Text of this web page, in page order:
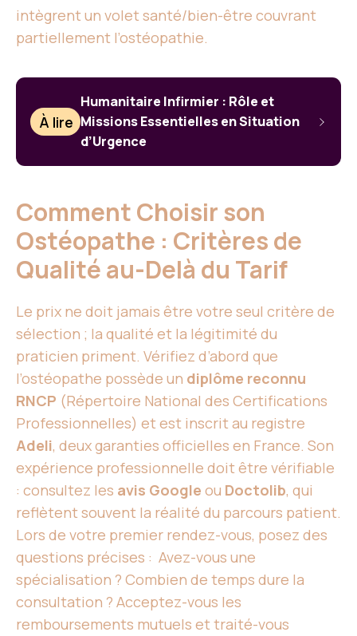
intègrent un volet santé/bien-être couvrant
partiellement l’ostéopathie.
À lire
Humanitaire Infirmier : Rôle et
Missions Essentielles en Situation
d’Urgence
Comment Choisir son
Ostéopathe : Critères de
Qualité au-Delà du Tarif
Le prix ne doit jamais être votre seul critère de
sélection ; la qualité et la légitimité du
praticien priment. Vérifiez d’abord que
l’ostéopathe possède un diplôme reconnu
RNCP (Répertoire National des Certifications
Professionnelles) et est inscrit au registre
Adeli, deux garanties officielles en France. Son
expérience professionnelle doit être vérifiable
: consultez les avis Google ou Doctolib, qui
reflètent souvent la réalité du parcours patient.
Lors de votre premier rendez-vous, posez des
questions précises : Avez-vous une
spécialisation ? Combien de temps dure la
consultation ? Acceptez-vous les
remboursements mutuels et traité-vous